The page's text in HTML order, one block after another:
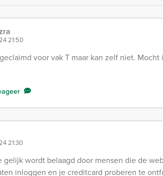
21:50
voor vak T maar kan zelf niet.
21:30
gelijk wordt belaagd door mensen die de
inloggen en je creditcard proberen te